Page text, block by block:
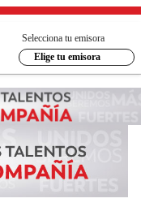
Selecciona tu emisora
Elige tu emisora